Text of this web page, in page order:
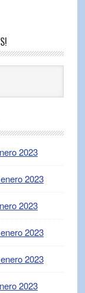
2023
2023
2023
2023
2023
2023